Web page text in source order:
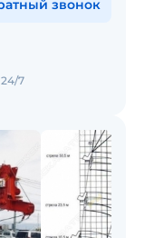
звонок
7